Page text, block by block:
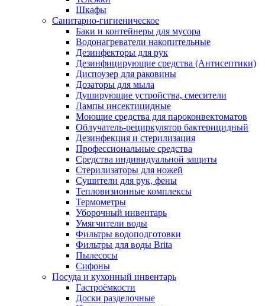
Шкафы
Санитарно-гигиеническое
Баки и контейнеры для мусора
Водонагреватели накопительные
Дезинфекторы для рук
Дезинфицирующие средства (Антисептики)
Диспоузер для раковины
Дозаторы для мыла
Душирующие устройства, смесители
Лампы инсектицидные
Моющие средства для пароконвектоматов
Облучатель-рециркулятор бактерицидный
Дезинфекция и стерилизация
Профессиональные средства
Средства индивидуальной защиты
Стерилизаторы для ножей
Сушители для рук, фены
Тепловизионные комплексы
Термометры
Уборочный инвентарь
Умягчители воды
Фильтры водоподготовки
Фильтры для воды Brita
Пылесосы
Сифоны
Посуда и кухонный инвентарь
Гастроёмкости
Доски разделочные